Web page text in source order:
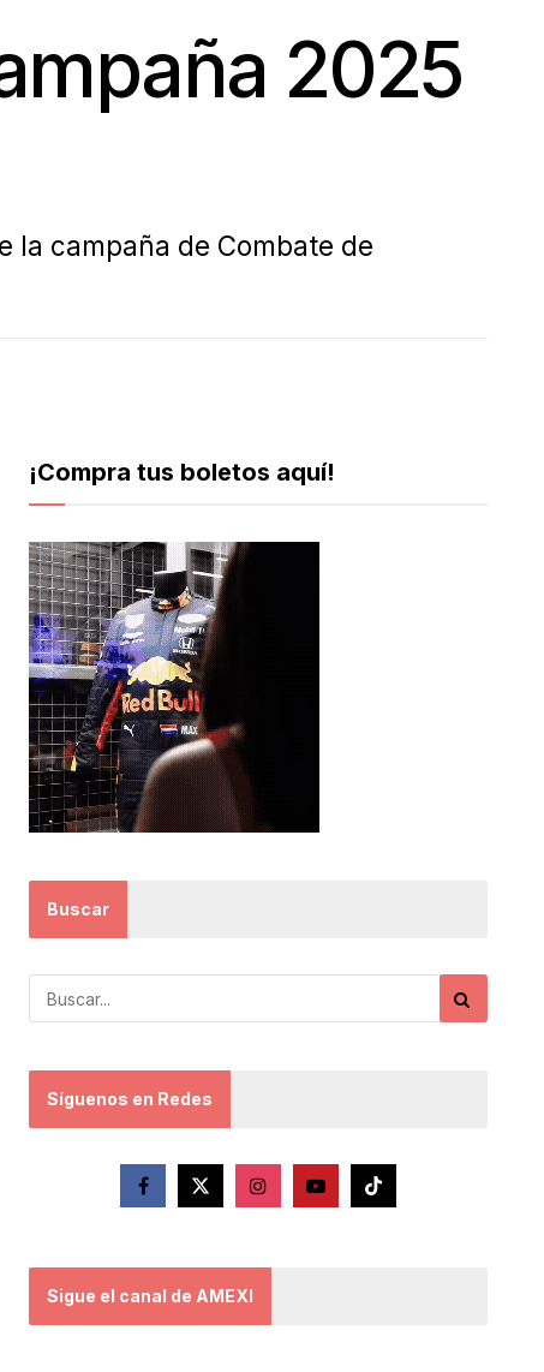
2025
la campaña de Combate de
¡Compra tus boletos aquí!
Buscar
Síguenos en Redes
Sigue el canal de AMEXI